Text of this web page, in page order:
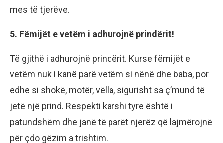
mes të tjerëve.
5. Fëmijët e vetëm i adhurojnë prindërit!
Të gjithë i adhurojnë prindërit. Kurse fëmijët e
vetëm nuk i kanë parë vetëm si nënë dhe baba, por
edhe si shokë, motër, vëlla, sigurisht sa ç’mund të
jetë një prind. Respekti karshi tyre është i
patundshëm dhe janë të parët njerëz që lajmërojnë
për çdo gëzim a trishtim.